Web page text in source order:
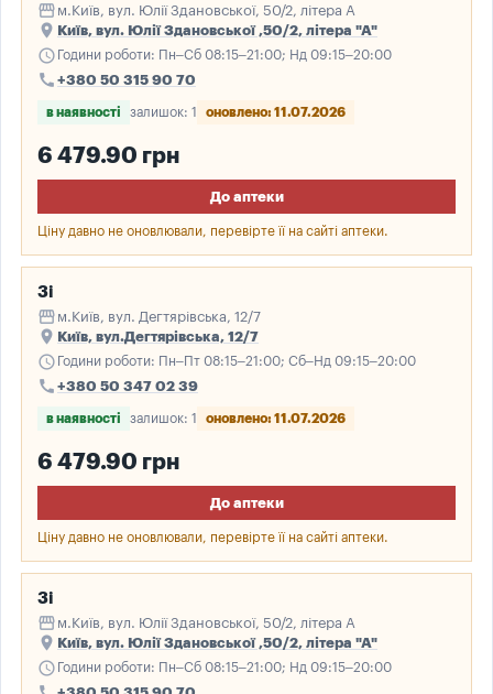
storefront м.Київ, вул. Юлії Здановської, 50/2, літера А
place Київ, вул. Юлії Здановської ,50/2, літера "А"
schedule Години роботи: Пн–Сб 08:15–21:00; Нд 09:15–20:00
call +380 50 315 90 70
в наявності залишок: 1 оновлено: 11.07.2026
6 479.90 грн
До аптеки
Ціну давно не оновлювали, перевірте її на сайті аптеки.
3і
storefront м.Київ, вул. Дегтярівська, 12/7
place Київ, вул.Дегтярівська, 12/7
schedule Години роботи: Пн–Пт 08:15–21:00; Сб–Нд 09:15–20:00
call +380 50 347 02 39
в наявності залишок: 1 оновлено: 11.07.2026
6 479.90 грн
До аптеки
Ціну давно не оновлювали, перевірте її на сайті аптеки.
3і
storefront м.Київ, вул. Юлії Здановської, 50/2, літера А
place Київ, вул. Юлії Здановської ,50/2, літера "А"
schedule Години роботи: Пн–Сб 08:15–21:00; Нд 09:15–20:00